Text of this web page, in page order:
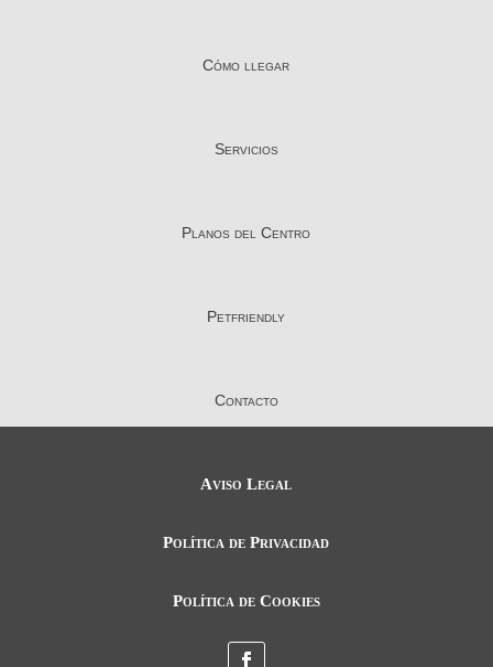
Cómo llegar
Servicios
Planos del Centro
Petfriendly
Contacto
Aviso Legal
Política de Privacidad
Política de Cookies